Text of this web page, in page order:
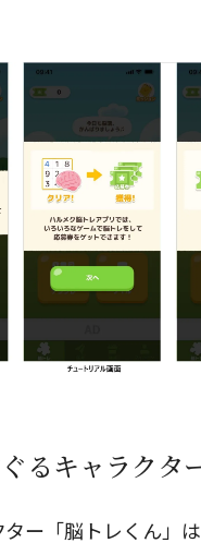
るキャラクタ
ー「脳トレくん」